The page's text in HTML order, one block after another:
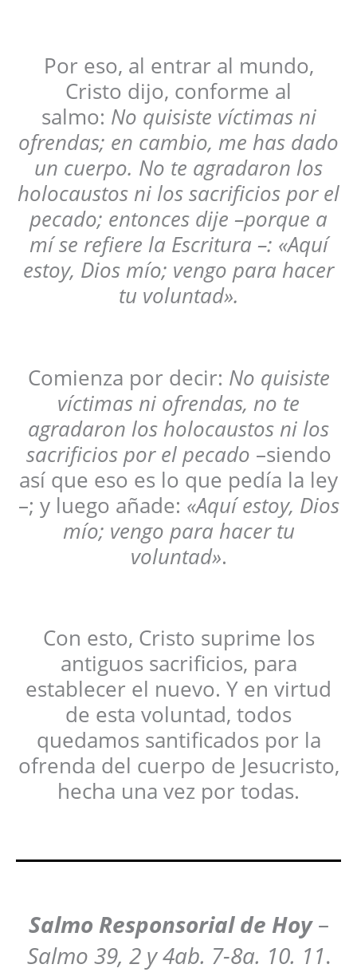
Por eso, al entrar al mundo,
Cristo dijo, conforme al
salmo: No quisiste víctimas ni
ofrendas; en cambio, me has dado
un cuerpo. No te agradaron los
holocaustos ni los sacrificios por el
pecado; entonces dije –porque a
mí se refiere la Escritura –: «Aquí
estoy, Dios mío; vengo para hacer
tu voluntad».
Comienza por decir: No quisiste
víctimas ni ofrendas, no te
agradaron los holocaustos ni los
sacrificios por el pecado –siendo
así que eso es lo que pedía la ley
–; y luego añade: «Aquí estoy, Dios
mío; vengo para hacer tu
voluntad».
Con esto, Cristo suprime los
antiguos sacrificios, para
establecer el nuevo. Y en virtud
de esta voluntad, todos
quedamos santificados por la
ofrenda del cuerpo de Jesucristo,
hecha una vez por todas.
Salmo Responsorial de Hoy –
Salmo 39, 2 y 4ab. 7-8a. 10. 11.